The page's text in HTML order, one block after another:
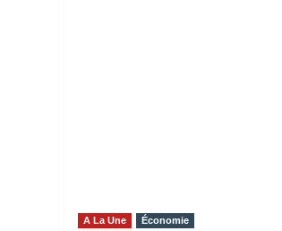
A La Une Économie